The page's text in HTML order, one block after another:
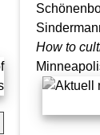
How to